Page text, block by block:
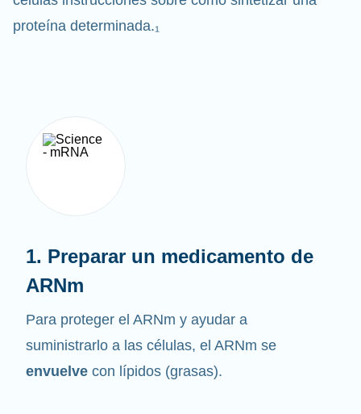
células instrucciones sobre cómo sintetizar una
proteína determinada.₁
1. Preparar un medicamento de
ARNm
Para proteger el ARNm y ayudar a
suministrarlo a las células, el ARNm se
envuelve con lípidos (grasas).